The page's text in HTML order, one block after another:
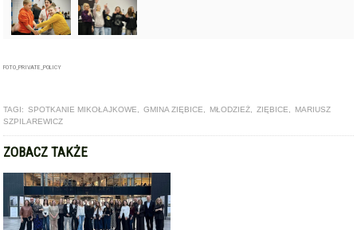
FOTO_PRIVATE_POLICY
TAGI: SPOTKANIE MIKOŁAJKOWE GMINA ZIĘBICE MŁODZIEŻ ZIĘBICE
MARIUSZ
SZPILAREWICZ
ZOBACZ TAKŻE